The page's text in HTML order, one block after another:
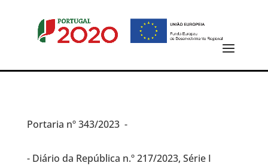
Portaria nº 343/2023 -
- Diário da República n.º 217/2023, Série I